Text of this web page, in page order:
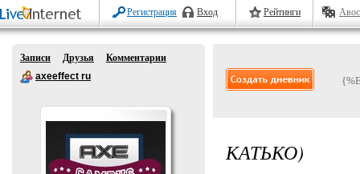
Регистрация Вход Рейтинги
Записи Друзья
Комментарии
axeeffect ru
КАТЬКО)